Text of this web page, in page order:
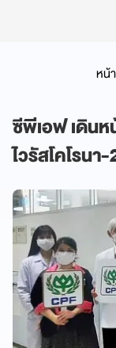
หน้
ซีพีเอฟ เดิน
ไวรัสโคโรนา